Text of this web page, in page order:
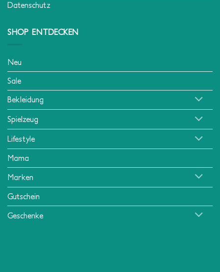
Datenschutz
SHOP ENTDECKEN
Neu
Sale
Bekleidung
Spielzeug
Lifestyle
Mama
Marken
Gutschein
Geschenke